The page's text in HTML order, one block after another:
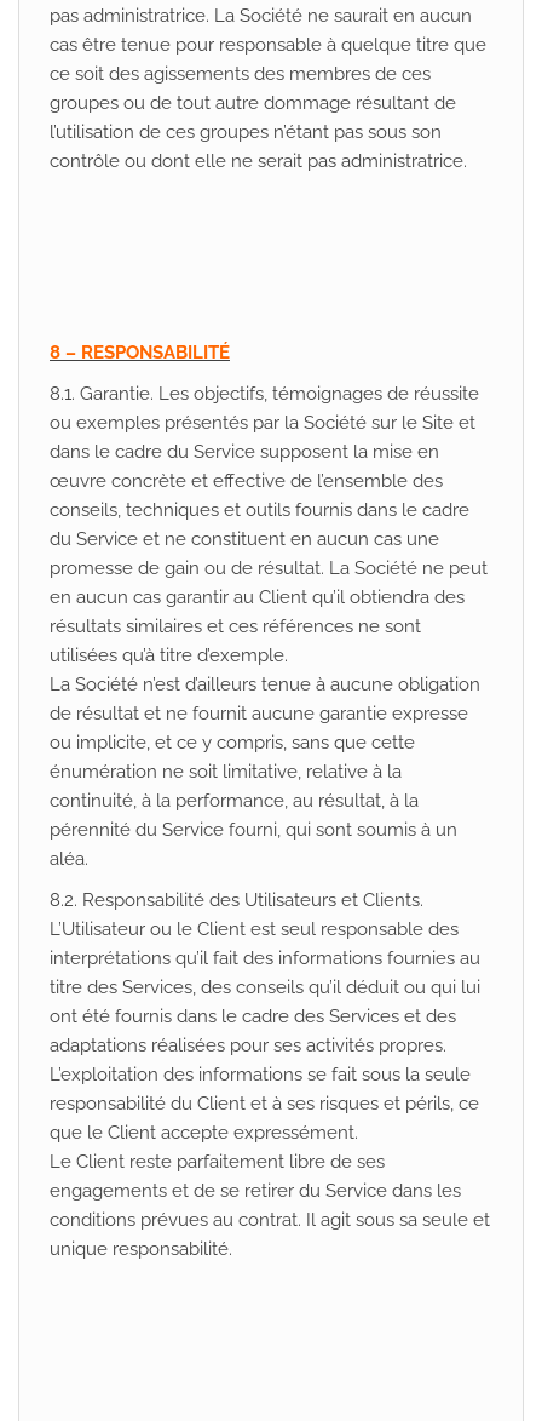
pas administratrice. La Société ne saurait en aucun
cas être tenue pour responsable à quelque titre que
ce soit des agissements des membres de ces
groupes ou de tout autre dommage résultant de
l’utilisation de ces groupes n’étant pas sous son
contrôle ou dont elle ne serait pas administratrice.
8 – RESPONSABILITÉ
8.1. Garantie. Les objectifs, témoignages de réussite
ou exemples présentés par la Société sur le Site et
dans le cadre du Service supposent la mise en
œuvre concrète et effective de l’ensemble des
conseils, techniques et outils fournis dans le cadre
du Service et ne constituent en aucun cas une
promesse de gain ou de résultat. La Société ne peut
en aucun cas garantir au Client qu’il obtiendra des
résultats similaires et ces références ne sont
utilisées qu’à titre d’exemple.
La Société n’est d’ailleurs tenue à aucune obligation
de résultat et ne fournit aucune garantie expresse
ou implicite, et ce y compris, sans que cette
énumération ne soit limitative, relative à la
continuité, à la performance, au résultat, à la
pérennité du Service fourni, qui sont soumis à un
aléa.
8.2. Responsabilité des Utilisateurs et Clients.
L’Utilisateur ou le Client est seul responsable des
interprétations qu’il fait des informations fournies au
titre des Services, des conseils qu’il déduit ou qui lui
ont été fournis dans le cadre des Services et des
adaptations réalisées pour ses activités propres.
L’exploitation des informations se fait sous la seule
responsabilité du Client et à ses risques et périls, ce
que le Client accepte expressément.
Le Client reste parfaitement libre de ses
engagements et de se retirer du Service dans les
conditions prévues au contrat. Il agit sous sa seule et
unique responsabilité.